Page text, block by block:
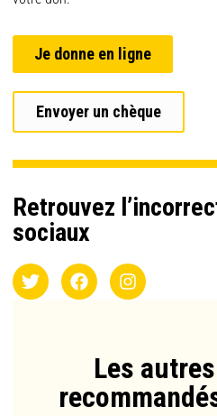
Je donne en ligne
Envoyer un chèque
Retrouvez
sociaux
Les